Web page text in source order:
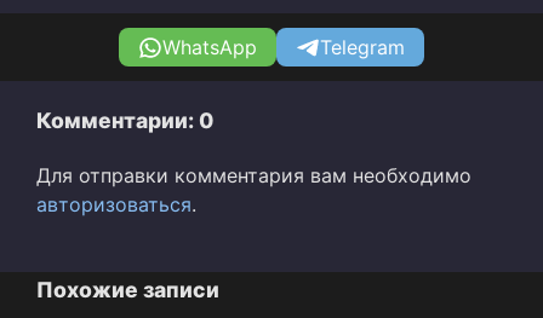
WhatsApp Telegram
Комментарии: 0
Для отправки комментария вам необходимо
авторизоваться.
Похожие записи